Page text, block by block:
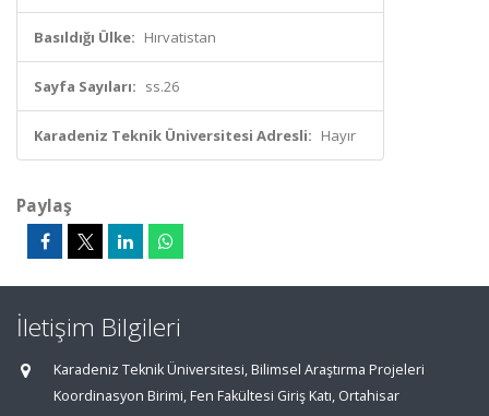
Basıldığı Ülke: Hırvatistan
Sayfa Sayıları: ss.26
Karadeniz Teknik Üniversitesi Adresli: Hayır
Paylaş
İletişim Bilgileri
Karadeniz Teknik Üniversitesi, Bilimsel Araştırma Projeleri
Koordinasyon Birimi, Fen Fakültesi Giriş Katı, Ortahisar